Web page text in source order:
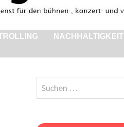
NACHHALTIGKEIT
Suchen
nach: